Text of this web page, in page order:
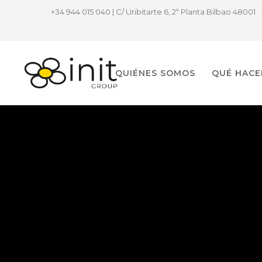
+34 944 015 040 | C/ Uribitarte 6, 2ª Planta Bilbao 48001
QUIÉNES SOMOS QUÉ